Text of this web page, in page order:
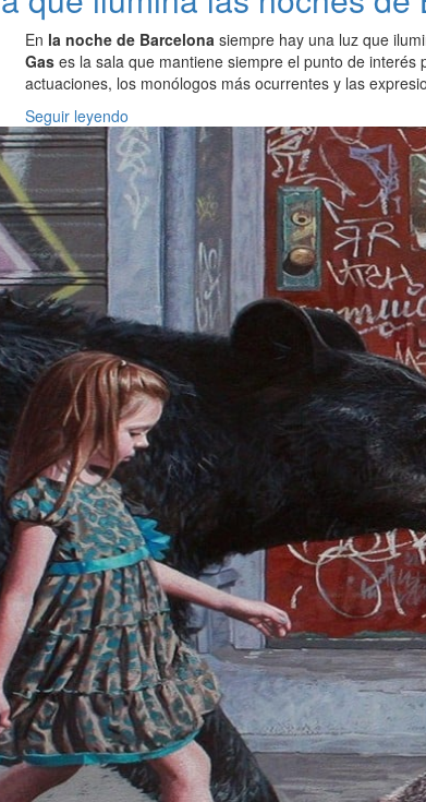
En la noche de Barcelona siempre hay una luz que
Gas es la sala que mantiene siempre el punto de
actuaciones, los monólogos más ocurrentes y las
Seguir leyendo